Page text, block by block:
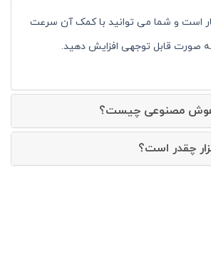
است و شما می توانید با کمک آن سرعت
به صورت قابل توجهی افزایش دهید.
هوش مصنوعی چیست؟
چقدر است؟